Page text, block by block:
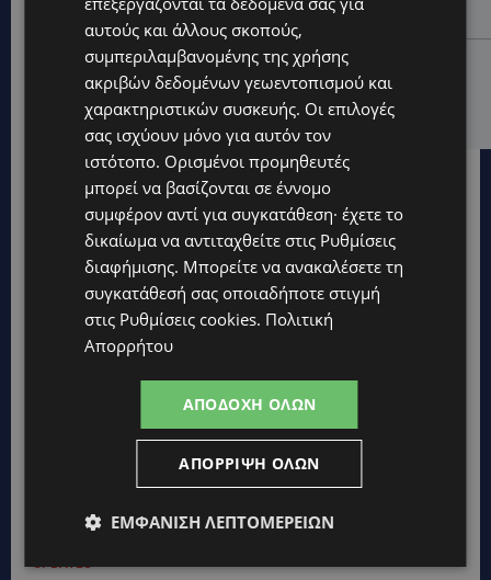
προειδοποίηση για 40άρια – Πότε τίθεται σε ισχύ
UPDATES
VIRAL: Κοράκι πήρε στο κυνήγι γυναίκα – Η
απρόσμενη επίθεση καταγράφηκε σε βίντεο
Topics
UPDATES
αυτούς και άλλους σκοπούς,
συμπεριλαμβανομένης της χρήσης
ακριβών δεδομένων γεωεντοπισμού και
χαρακτηριστικών συσκευής. Οι επιλογές
σας ισχύουν μόνο για αυτόν τον
ιστότοπο. Ορισμένοι προμηθευτές
μπορεί να βασίζονται σε έννομο
συμφέρον αντί για συγκατάθεση· έχετε το
δικαίωμα να αντιταχθείτε στις Ρυθμίσεις
διαφήμισης. Μπορείτε να ανακαλέσετε τη
συγκατάθεσή σας οποιαδήποτε στιγμή
στις Ρυθμίσεις cookies. Πολιτική
Απορρήτου
ΑΠΟΔΟΧΉ ΌΛΩΝ
ΑΠΌΡΡΙΨΗ ΌΛΩΝ
ΕΜΦΆΝΙΣΗ ΛΕΠΤΟΜΕΡΕΙΏΝ